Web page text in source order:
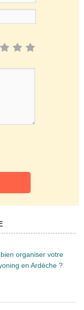
organiser votre
en Ardèche ?